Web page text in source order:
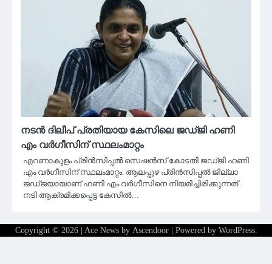
നടൻ ദിലീപ് പ്രതിയായ കേസിലെ ജഡ്‌ജി ഹണി
എം വര്‍ഗീസിന് സ്ഥലംമാറ്റം
എറണാകുളം പ്രിന്‍സിപ്പല്‍ സെഷന്‍സ് കോടതി ജഡ്‌ജി ഹണി
എം വര്‍ഗീസിന് സ്ഥലംമാറ്റം. ആലപ്പുഴ പ്രിന്‍സിപ്പല്‍ ജില്ലാ
ജഡ്‌ജയായാണ് ഹണി എം വര്‍ഗീസിനെ നിയമിച്ചിരിക്കുന്നത്.
നടി ആക്രമിക്കപ്പെട്ട കേസില്‍…
Copyright © 2026 | Ace News by Ascendoor| Powered by WordPress.